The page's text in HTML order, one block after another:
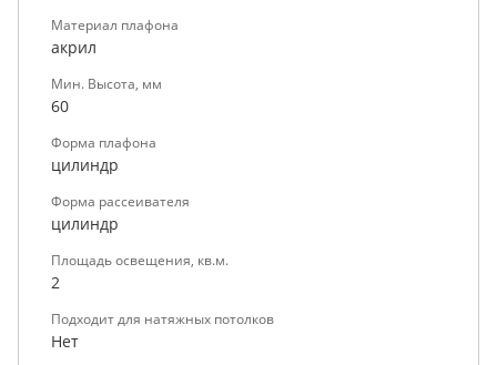
Материал плафона
акрил
Мин. Высота, мм
60
Форма плафона
цилиндр
Форма рассеивателя
цилиндр
Площадь освещения, кв.м.
2
Подходит для натяжных потолков
Нет